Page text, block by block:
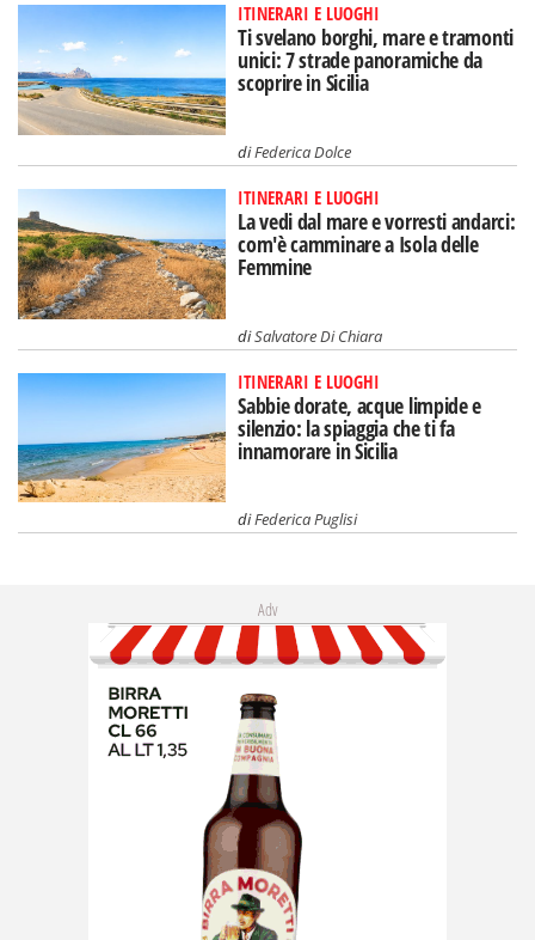
ITINERARI E LUOGHI
Ti svelano borghi, mare e tramonti
unici: 7 strade panoramiche da
scoprire in Sicilia
diFederica Dolce
ITINERARI E LUOGHI
La vedi dal mare e vorresti andarci:
com'è camminare a Isola delle
Femmine
diSalvatore Di Chiara
ITINERARI E LUOGHI
Sabbie dorate, acque limpide e
silenzio: la spiaggia che ti fa
innamorare in Sicilia
diFederica Puglisi
Adv